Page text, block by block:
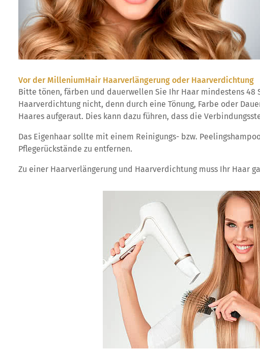
Vor der MilleniumHair Haarverlängerung oder Haarverdichtung
Bitte tönen, färben und dauerwellen Sie Ihr Haar mindestens 48
Haarverdichtung nicht, denn durch eine Tönung, Farbe oder
Haares aufgeraut. Dies kann dazu führen, dass die
Das Eigenhaar sollte mit einem Reinigungs- bzw.
Pflegerückstände zu entfernen.
Zu einer Haarverlängerung und Haarverdichtung muss Ihr Haar